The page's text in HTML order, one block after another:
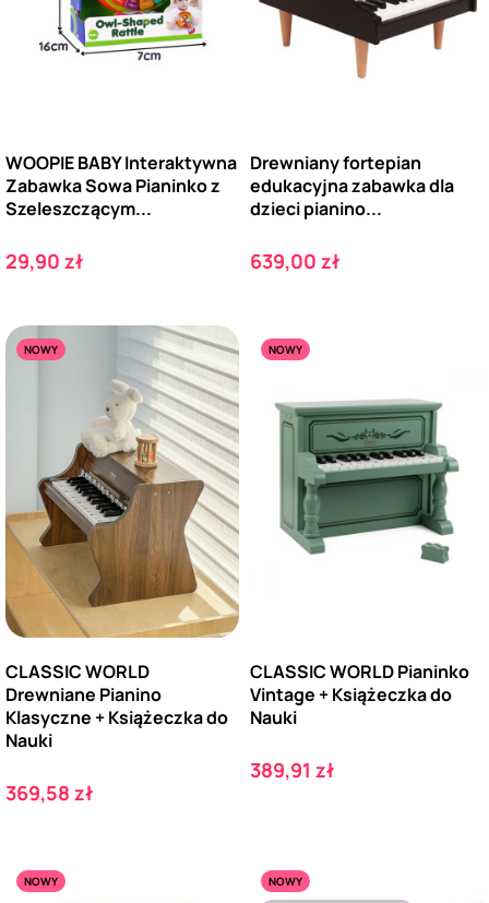
WOOPIE BABY Interaktywna
Zabawka Sowa Pianinko z
Szeleszczącym...
Cena
29,90 zł
Drewniany fortepian
edukacyjna zabawka dla
dzieci pianino...
Cena
639,00 zł
NOWY
CLASSIC WORLD
Drewniane Pianino
Klasyczne + Książeczka do
Nauki
Cena
369,58 zł
NOWY
CLASSIC WORLD Pianinko
Vintage + Książeczka do
Nauki
Cena
389,91 zł
NOWY
NOWY